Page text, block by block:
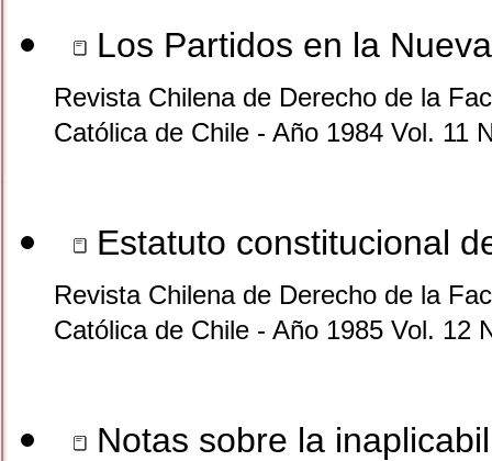
Los Partidos en la
Revista Chilena de Derecho de la
Católica de Chile - Año 1984 Vol. 11
Estatuto constitucional
Revista Chilena de Derecho de la
Católica de Chile - Año 1985 Vol. 12
Notas sobre la